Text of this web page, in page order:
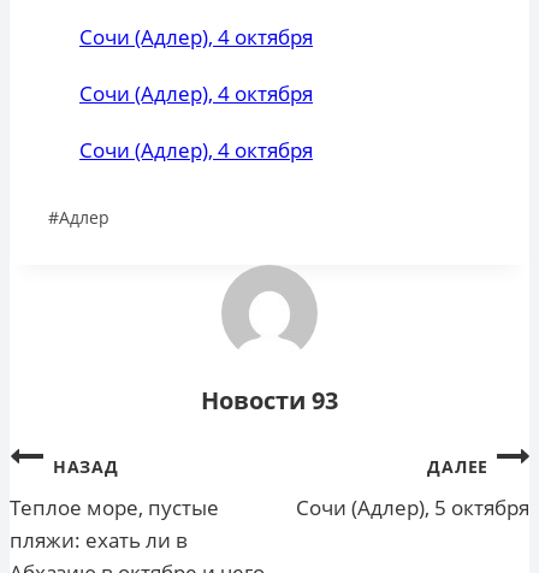
Сочи (Адлер), 4 октября
Сочи (Адлер), 4 октября
Сочи (Адлер), 4 октября
Метки
#Адлер
Новости 93
Навигация
по
записям
НАЗАД
Теплое море, пустые
пляжи: ехать ли в
ДАЛЕЕ
Сочи (Адлер), 5 октября